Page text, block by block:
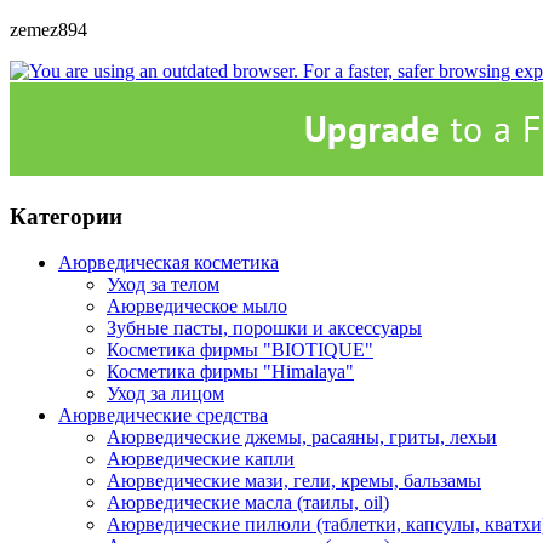
zemez894
Категории
Аюрведическая косметика
Уход за телом
Аюрведическое мыло
Зубные пасты, порошки и аксессуары
Косметика фирмы "BIOTIQUE"
Косметика фирмы "Himalaya"
Уход за лицом
Аюрведические средства
Аюрведические джемы, расаяны, гриты, лехьи
Аюрведические капли
Аюрведические мази, гели, кремы, бальзамы
Аюрведические масла (таилы, оil)
Аюрведические пилюли (таблетки, капсулы,